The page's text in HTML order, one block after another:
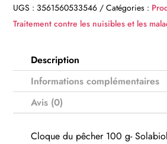
UGS : 3561560533546 Catégories :
Traitement contre les nuisibles et les
Description
Informations complémentaires
Avis (0)
Cloque du pêcher 100 g- Solabiol